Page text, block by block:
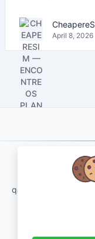
April 8, 2026
qartvelo.com free